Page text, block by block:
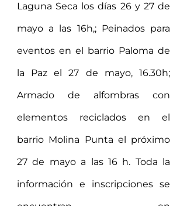
Laguna Seca los días 26 y 27 de
mayo a las 16h,; Peinados para
eventos en el barrio Paloma de
la Paz el 27 de mayo, 16.30h;
Armado de alfombras con
elementos reciclados en el
barrio Molina Punta el próximo
27 de mayo a las 16 h. Toda la
información e inscripciones se